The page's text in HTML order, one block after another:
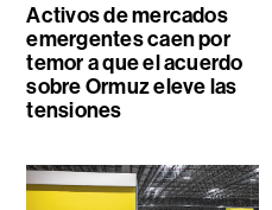
Activos de mercados
emergentes caen por
temor a que el acuerdo
sobre Ormuz eleve las
tensiones